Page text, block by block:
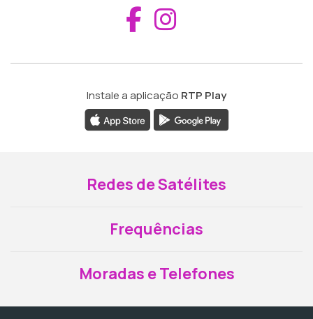
Aceder ao
Instale a aplicação RTP Play
Redes de Satélites
Frequências
Moradas e Telefones